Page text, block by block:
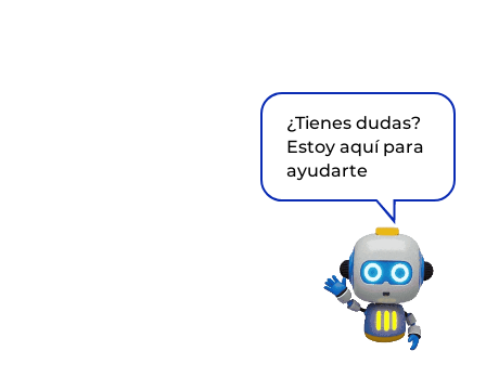
¿Tienes dudas?
Estoy aquí para
ayudarte